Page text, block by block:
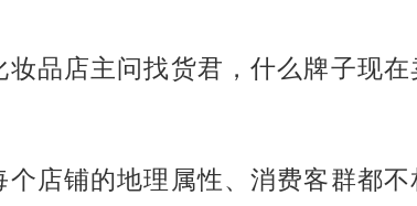
妆品店主问找货君，什么牌子现在
个店铺的地理属性、消费客群都不